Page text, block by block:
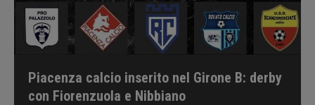
Piacenza calcio inserito nel Girone B: derby
con Fiorenzuola e Nibbiano